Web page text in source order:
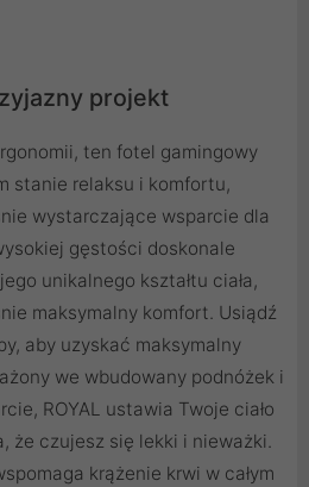
projekt
ten fotel gamingowy
stanie relaksu i komfortu,
wystarczające wsparcie dla
gęstości doskonale
unikalnego kształtu ciała,
maksymalny komfort. Usiądź
aby uzyskać maksymalny
we wbudowany podnóżek i
ROYAL ustawia Twoje ciało
że ​​czujesz się lekki i nieważki.
krążenie krwi w całym